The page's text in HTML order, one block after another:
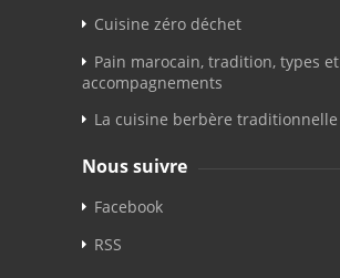
Cuisine zéro déchet
Pain marocain, tradition, types et
accompagnements
La cuisine berbère traditionnelle
Nous suivre
Facebook
RSS